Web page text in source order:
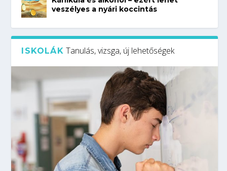
veszélyes a nyári koccintás
ISKOLÁK Tanulás, vizsga, új lehetőségek